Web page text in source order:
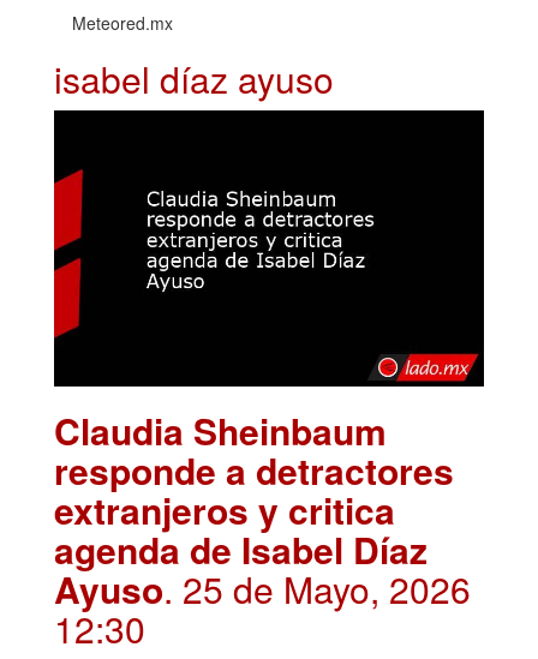
Meteored.mx
isabel díaz ayuso
Claudia Sheinbaum
responde a detractores
extranjeros y critica
agenda de Isabel Díaz
Ayuso. 25 de Mayo, 2026
12:30